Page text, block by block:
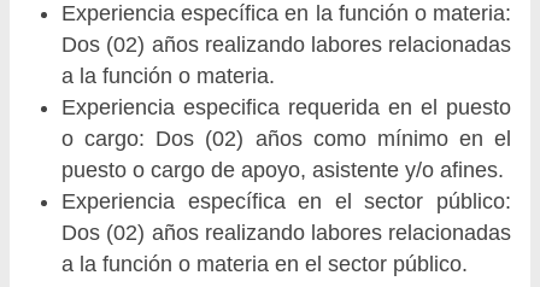
Experiencia específica en la función o materia:
Dos (02) años realizando labores relacionadas
a la función o materia.
Experiencia especifica requerida en el puesto
o cargo: Dos (02) años como mínimo en el
puesto o cargo de apoyo, asistente y/o afines.
Experiencia específica en el sector público:
Dos (02) años realizando labores relacionadas
a la función o materia en el sector público.